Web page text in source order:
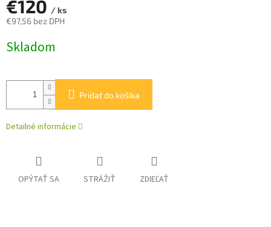
€120 / ks
€97,56 bez DPH
cena:
Skladom
Pridať do košíka
Detailné informácie
OPÝTAŤ SA STRÁŽIŤ ZDIEĽAŤ